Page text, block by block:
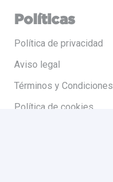
Políticas
Política de privacidad
Aviso legal
Términos y Condiciones
Política de cookies